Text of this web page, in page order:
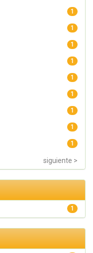
1
1
1
1
1
1
1
1
1
siguiente >
1